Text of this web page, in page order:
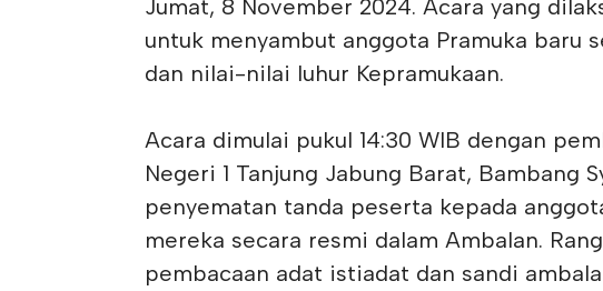
Jumat, 8 November 2024. Acara yang
untuk menyambut anggota Pramuka baru
dan nilai-nilai luhur Kepramukaan.
Acara dimulai pukul 14:30 WIB dengan
Negeri 1 Tanjung Jabung Barat, Bambang
penyematan tanda peserta kepada
mereka secara resmi dalam Ambalan.
pembacaan adat istiadat dan sandi